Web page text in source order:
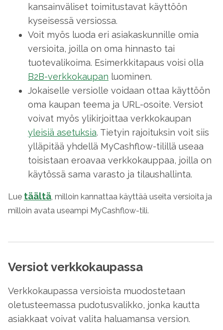
kansainväliset toimitustavat käyttöön
kyseisessä versiossa.
Voit myös luoda eri asiakaskunnille omia
versioita, joilla on oma hinnasto tai
tuotevalikoima. Esimerkkitapaus voisi olla
B2B-verkkokaupan luominen.
Jokaiselle versiolle voidaan ottaa käyttöön
oma kaupan teema ja URL-osoite. Versiot
voivat myös ylikirjoittaa verkkokaupan
yleisiä asetuksia. Tietyin rajoituksin voit siis
ylläpitää yhdellä MyCashflow-tilillä useaa
toisistaan eroavaa verkkokauppaa, joilla on
käytössä sama varasto ja tilaushallinta.
Lue täältä , milloin kannattaa käyttää useita versioita ja
milloin avata useampi MyCashflow-tili.
Versiot verkkokaupassa
Verkkokaupassa versioista muodostetaan
oletusteemassa pudotusvalikko, jonka kautta
asiakkaat voivat valita haluamansa version.